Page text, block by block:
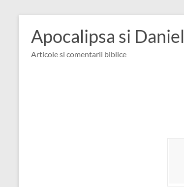
content
Apocalipsa si Daniel
Articole si comentarii biblice